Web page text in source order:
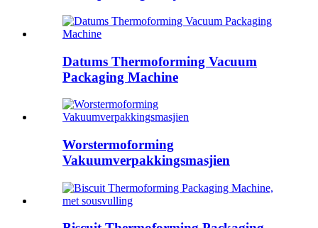
Datums Thermoforming Vacuum
Packaging Machine
Worstermoforming
Vakuumverpakkingsmasjien